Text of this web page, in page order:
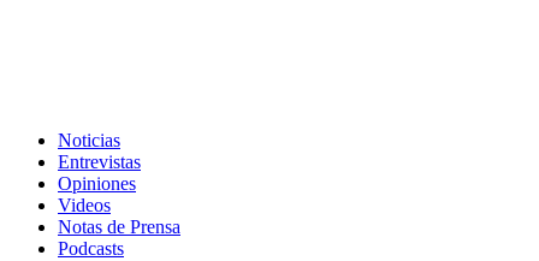
Noticias
Entrevistas
Opiniones
Videos
Notas de Prensa
Podcasts